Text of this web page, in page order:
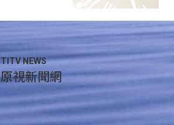
TITV NEWS
原視新聞網